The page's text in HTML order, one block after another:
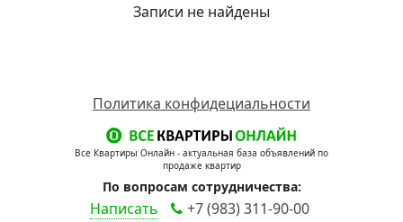
Записи не найдены
Политика конфидециальности
Все Квартиры Онлайн - актуальная база объявлений по
продаже квартир
По вопросам сотрудничества:
Написать +7 (983) 311-90-00